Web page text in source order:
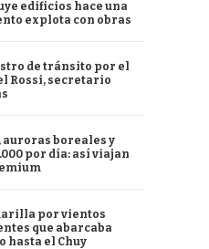
edificios hace una
explota con obras
de tránsito por el
Rossi, secretario
boreales y
por día: así viajan
por vientos
que abarcaba
hasta el Chuy